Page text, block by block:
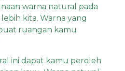
warna natural pada
kita. Warna yang
ruangan kamu
ini dapat kamu peroleh